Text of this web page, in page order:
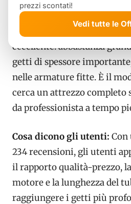
evoluto, dai pilastri alle
Il diametro ago da 35 mm è
eccellente: abbastanza
getti di spessore
nelle armature fitte. È il
cerca un attrezzo completo
da professionista a tempo
Cosa dicono gli utenti: Con
234 recensioni, gli utenti
il rapporto qualità-prezzo,
motore e la lunghezza del
raggiungere i getti più
prezzi scontati!
Vedi tutte le